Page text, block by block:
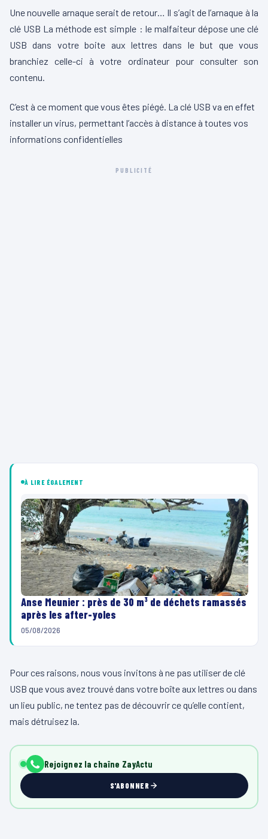
Une nouvelle arnaque serait de retour… Il s’agit de l’arnaque à la
clé USB La méthode est simple : le malfaiteur dépose une clé
USB dans votre boite aux lettres dans le but que vous
branchiez celle-ci à votre ordinateur pour consulter son
contenu.
C’est à ce moment que vous êtes piégé. La clé USB va en effet
installer un virus, permettant l’accès à distance à toutes vos
informations confidentielles
PUBLICITÉ
À LIRE ÉGALEMENT
Anse Meunier : près de 30 m³ de déchets ramassés
après les after-yoles
05/08/2026
Pour ces raisons, nous vous invitons à ne pas utiliser de clé
USB que vous avez trouvé dans votre boîte aux lettres ou dans
un lieu public, ne tentez pas de découvrir ce qu’elle contient,
mais détruisez la.
Rejoignez la chaîne ZayActu
S'ABONNER